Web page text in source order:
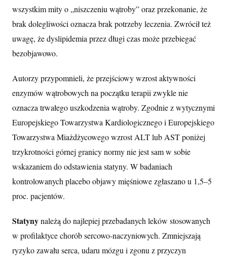
wszystkim mity o „niszczeniu wątroby” oraz przekonanie, że
brak dolegliwości oznacza brak potrzeby leczenia. Zwrócił też
uwagę, że dyslipidemia przez długi czas może przebiegać
bezobjawowo.
Autorzy przypomnieli, że przejściowy wzrost aktywności
enzymów wątrobowych na początku terapii zwykle nie
oznacza trwałego uszkodzenia wątroby. Zgodnie z wytycznymi
Europejskiego Towarzystwa Kardiologicznego i Europejskiego
Towarzystwa Miażdżycowego wzrost ALT lub AST poniżej
trzykrotności górnej granicy normy nie jest sam w sobie
wskazaniem do odstawienia statyny. W badaniach
kontrolowanych placebo objawy mięśniowe zgłaszano u 1,5–5
proc. pacjentów.
Statynynależą do najlepiej przebadanych leków stosowanych
w profilaktyce chorób sercowo-naczyniowych. Zmniejszają
ryzyko zawału serca, udaru mózgu i zgonu z przyczyn